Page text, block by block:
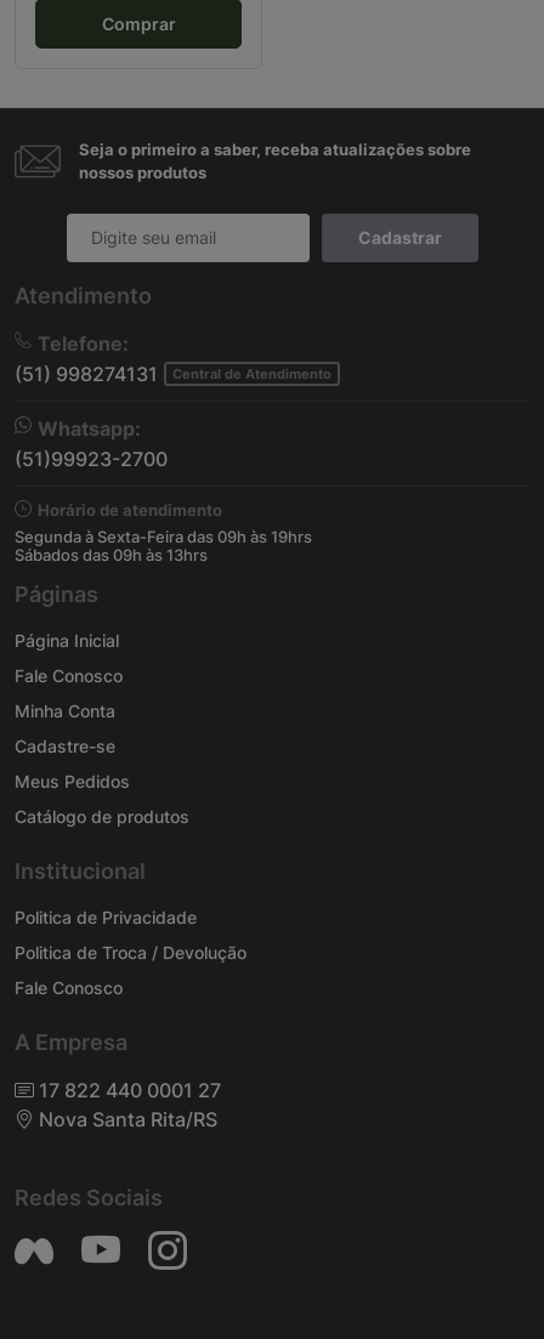
Comprar
Seja o primeiro a saber, receba atualizações sobre
nossos produtos
Cadastrar
Atendimento
Telefone:
(51) 998274131
Central de Atendimento
Whatsapp:
(51)99923-2700
Horário de atendimento
Segunda à Sexta-Feira das 09h às 19hrs
Sábados das 09h às 13hrs
Páginas
Página Inicial
Fale Conosco
Minha Conta
Cadastre-se
Meus Pedidos
Catálogo de produtos
Institucional
Politica de Privacidade
Politica de Troca / Devolução
Fale Conosco
A Empresa
17 822 440 0001 27
Nova Santa Rita/RS
Redes Sociais